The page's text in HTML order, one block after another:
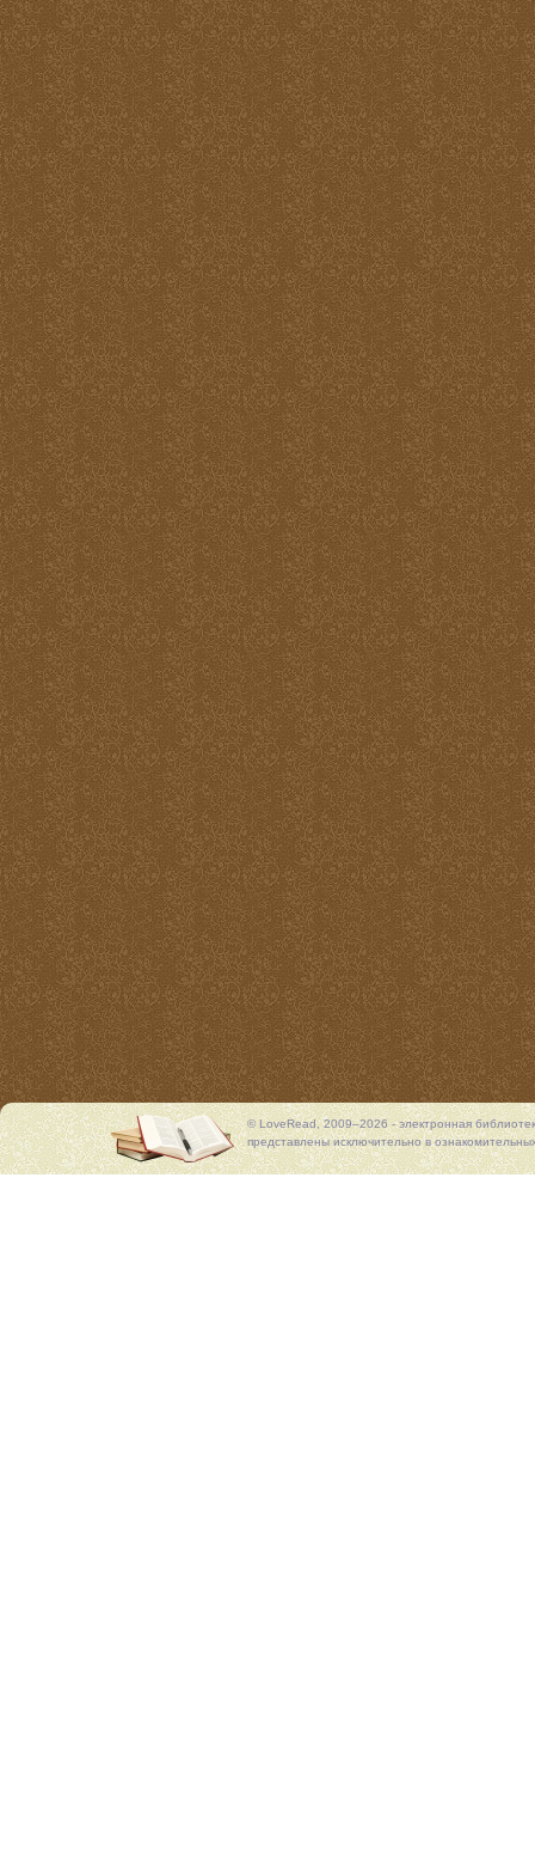
© LoveRead, 2009–2026 - электронная
представлены исключительно в